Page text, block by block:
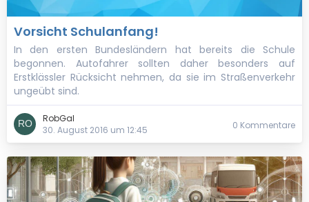
Vorsicht Schulanfang!
In den ersten Bundesländern hat bereits die Schule
begonnen. Autofahrer sollten daher besonders auf
Erstklässler Rücksicht nehmen, da sie im Straßenverkehr
ungeübt sind.
RobGal
30. August 2016 um 12:45
0 Kommentare